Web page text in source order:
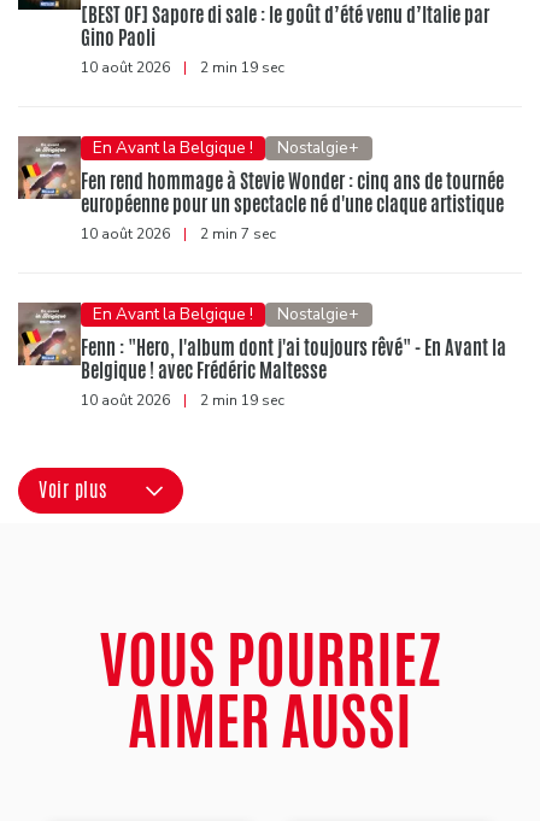
[BEST OF] Sapore di sale : le goût d’été venu d’Italie par
Gino Paoli
10 août 2026 | 2 min 19 sec
En Avant la Belgique ! Nostalgie+
Fen rend hommage à Stevie Wonder : cinq ans de tournée
européenne pour un spectacle né d'une claque artistique
10 août 2026 | 2 min 7 sec
En Avant la Belgique ! Nostalgie+
Fenn : "Hero, l'album dont j'ai toujours rêvé" - En Avant la
Belgique ! avec Frédéric Maltesse
10 août 2026 | 2 min 19 sec
Voir plus
VOUS POURRIEZ
AIMER AUSSI